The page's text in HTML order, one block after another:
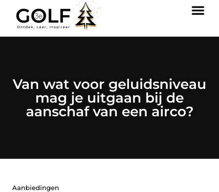
Van wat voor geluidsniveau
mag je uitgaan bij de
aanschaf van een airco?
Aanbiedingen